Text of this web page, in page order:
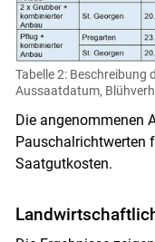
Tabelle 2: Beschreibung
Aussaatdatum,
Die angenommenen
Pauschalrichtwerten
Saatgutkosten.